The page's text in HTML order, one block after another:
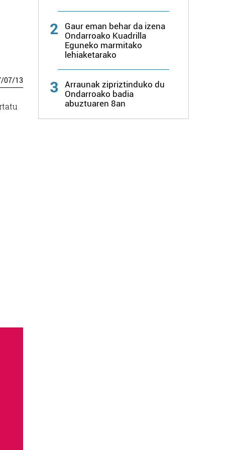
/07/13
2
Gaur eman behar da izena
Ondarroako Kuadrilla
Eguneko marmitako
lehiaketarako
3
Arraunak zipriztinduko du
Ondarroako badia
abuztuaren 8an